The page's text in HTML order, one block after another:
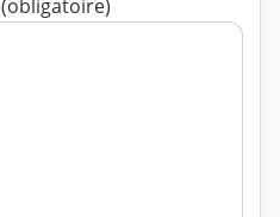
Texte de votre message (obligatoire)